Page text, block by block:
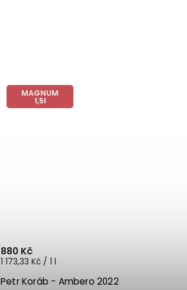
MAGNUM
1,5l
Petr Koráb - Ambero 2022
880 Kč
1 173,33 Kč / 1 l